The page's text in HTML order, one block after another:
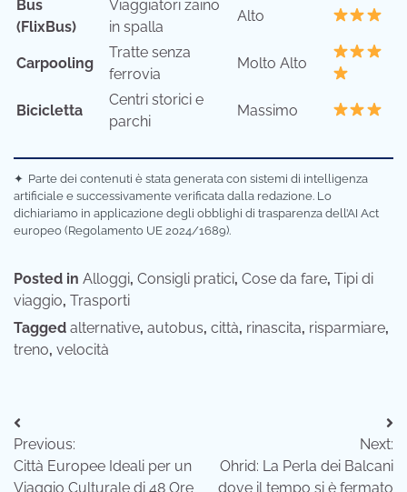
Bus
(FlixBus)
Viaggiatori zaino
in spalla
Alto
Carpooling
Tratte senza
ferrovia
Molto Alto
Bicicletta
Centri storici e
parchi
Massimo
✦ Parte dei contenuti è stata generata con sistemi di intelligenza
artificiale e successivamente verificata dalla redazione. Lo
dichiariamo in applicazione degli obblighi di trasparenza dell’AI Act
europeo (Regolamento UE 2024/1689).
Posted in Alloggi, Consigli pratici, Cose da fare, Tipi di
viaggio, Trasporti
Tagged alternative, autobus, città, rinascita, risparmiare,
treno, velocità
Navigazione
articoli
Previous:
Città Europee Ideali per un
Viaggio Culturale di 48 Ore
Next:
Ohrid: La Perla dei Balcani
dove il tempo si è fermato